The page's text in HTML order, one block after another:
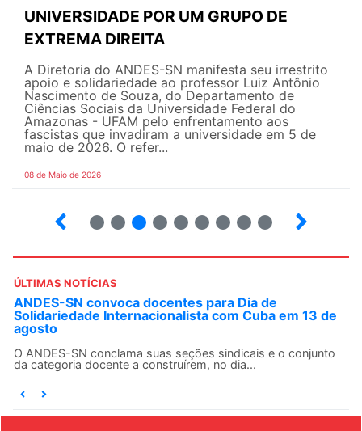
UNIVERSIDADE POR UM GRUPO DE
EXTREMA DIREITA
A Diretoria do ANDES-SN manifesta seu irrestrito
apoio e solidariedade ao professor Luiz Antônio
Nascimento de Souza, do Departamento de
Ciências Sociais da Universidade Federal do
Amazonas - UFAM pelo enfrentamento aos
fascistas que invadiram a universidade em 5 de
maio de 2026. O refer...
08 de Maio de 2026
ÚLTIMAS NOTÍCIAS
ANDES-SN convoca docentes para Dia de
Solidariedade Internacionalista com Cuba em 13 de
agosto
O ANDES-SN conclama suas seções sindicais e o conjunto
da categoria docente a construírem, no dia...